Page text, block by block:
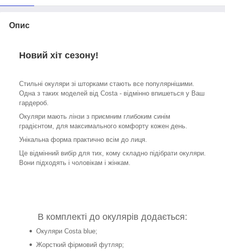
Опис
Новий хіт сезону!
Стильні окуляри зі шторками стають все популярнішими.
Одна з таких моделей від Costa - відмінно впишеться у Ваш
гардероб.
Окуляри мають лінзи з приємним глибоким синім
градієнтом, для максимального комфорту кожен день.
Унікальна форма практично всім до лиця.
Це відмінний вибір для тих, кому складно підібрати окуляри.
Вони підходять і чоловікам і жінкам.
В комплекті до окулярів додається:
Окуляри Costa blue;
Жорсткий фірмовий футляр;